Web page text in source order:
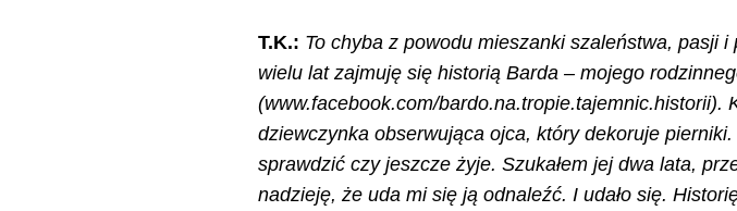
T.K.: To chyba z powodu mieszanki szaleństwa, pasji
wielu lat zajmuję się historią Barda – mojego
(www.facebook.com/bardo.na.tropie.tajemnic.historii).
dziewczynka obserwująca ojca, który dekoruje
sprawdzić czy jeszcze żyje. Szukałem jej dwa lata,
nadzieję, że uda mi się ją odnaleźć. I udało się.